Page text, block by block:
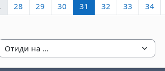
страница
1
28Страница 28
29Страница 29
30Страница 30
31 Страница 31
32Страница 32
33 34
на ...